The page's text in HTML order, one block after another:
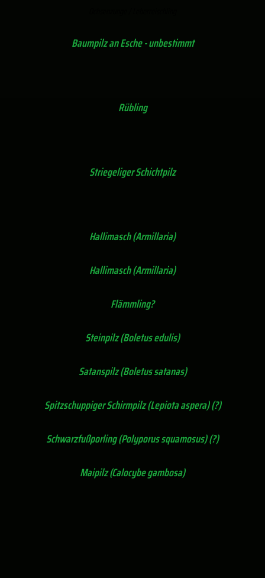
Baumpilz an Esche - unbestimmt
Rübling
Striegeliger Schichtpilz
Hallimasch (Armillaria)
Hallimasch (Armillaria)
Flämmling?
Steinpilz (Boletus edulis)
Satanspilz (Boletus satanas)
Spitzschuppiger Schirmpilz (Lepiota aspera) (?)
Schwarzfußporling (Polyporus squamosus) (?)
Maipilz (Calocybe gambosa)